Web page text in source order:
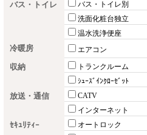
バス・トイレ バス・トイレ別
洗面化粧台独立
温水洗浄便座
冷暖房 エアコン
収納 トランクルーム
ｼｭｰｽﾞｲﾝｸﾛｰｾﾞｯﾄ
放送・通信 CATV
インターネット
ｾｷｭﾘﾃｨｰ オートロック